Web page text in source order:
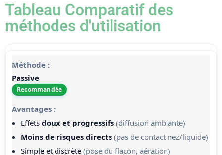
Tableau Comparatif des
méthodes d'utilisation
Passive
Recommandée
Effets doux et progressifs (diffusion ambiante)
Moins de risques directs (pas de contact nez/liquide)
Simple et discrète (pose du flacon, aération)